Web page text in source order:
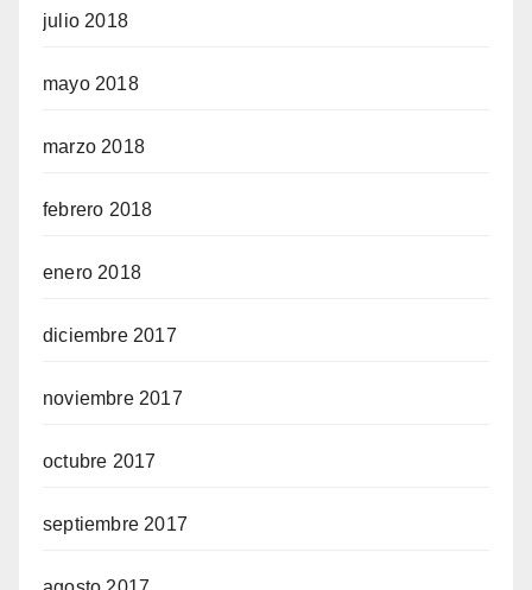
julio 2018
mayo 2018
marzo 2018
febrero 2018
enero 2018
diciembre 2017
noviembre 2017
octubre 2017
septiembre 2017